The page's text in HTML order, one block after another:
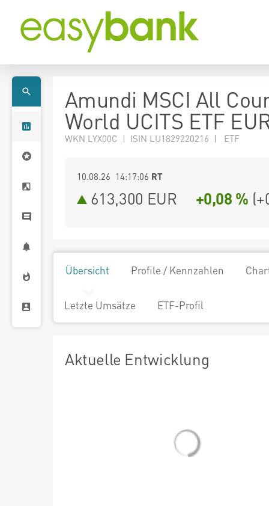
Amundi MSCI All
World UCITS ETF
WKN LYX00C | ISIN LU1829220216 | ETF
10.08.26 14:17:06 RT
613,300 EUR +0,08 % (
Übersicht Profile / Kennzahlen
Letzte Umsätze ETF-Profil
Aktuelle Entwicklung